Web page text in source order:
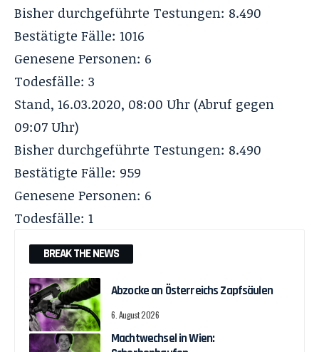
Bisher durchgeführte Testungen: 8.490
Bestätigte Fälle: 1016
Genesene Personen: 6
Todesfälle: 3
Stand, 16.03.2020, 08:00 Uhr (Abruf gegen
09:07 Uhr)
Bisher durchgeführte Testungen: 8.490
Bestätigte Fälle: 959
Genesene Personen: 6
Todesfälle: 1
BREAK THE NEWS
Abzocke an Österreichs Zapfsäulen
6. August 2026
Machtwechsel in Wien: